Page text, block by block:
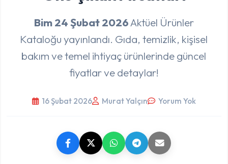
Bim 24 Şubat 2026Aktüel Ürünler
Kataloğu yayınlandı. Gıda, temizlik, kişisel
bakım ve temel ihtiyaç ürünlerinde güncel
fiyatlar ve detaylar!
16 Şubat 2026 Murat Yalçın Yorum Yok